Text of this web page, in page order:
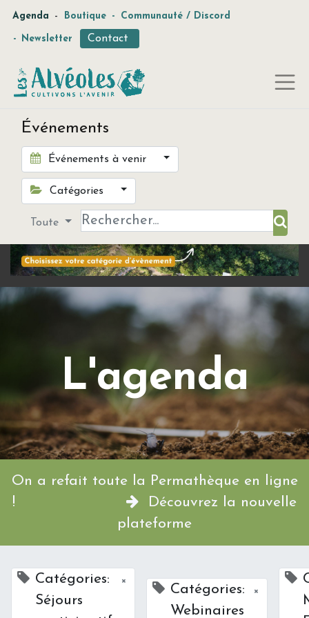
Agenda - Boutique - Communauté / Discord
- Newsletter Contact
Événements
Événements à venir
Catégories
Toute
L'agenda
On a refait toute la Permathèque en ligne
!
Découvrez la nouvelle
plateforme
Catégories:
Séjours
×
Catégories:
Webinaires
×